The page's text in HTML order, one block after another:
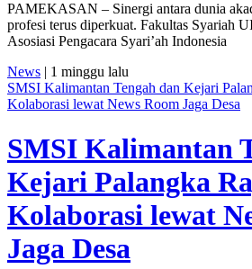
PAMEKASAN – Sinergi antara dunia
profesi terus diperkuat. Fakultas Syariah
Asosiasi Pengacara Syari’ah Indonesia
News | 1 minggu lalu
SMSI Kalimantan Tengah dan Kejari
Kolaborasi lewat News Room Jaga Desa
SMSI Kalimantan
Kejari Palangka
Kolaborasi lewat
Jaga Desa